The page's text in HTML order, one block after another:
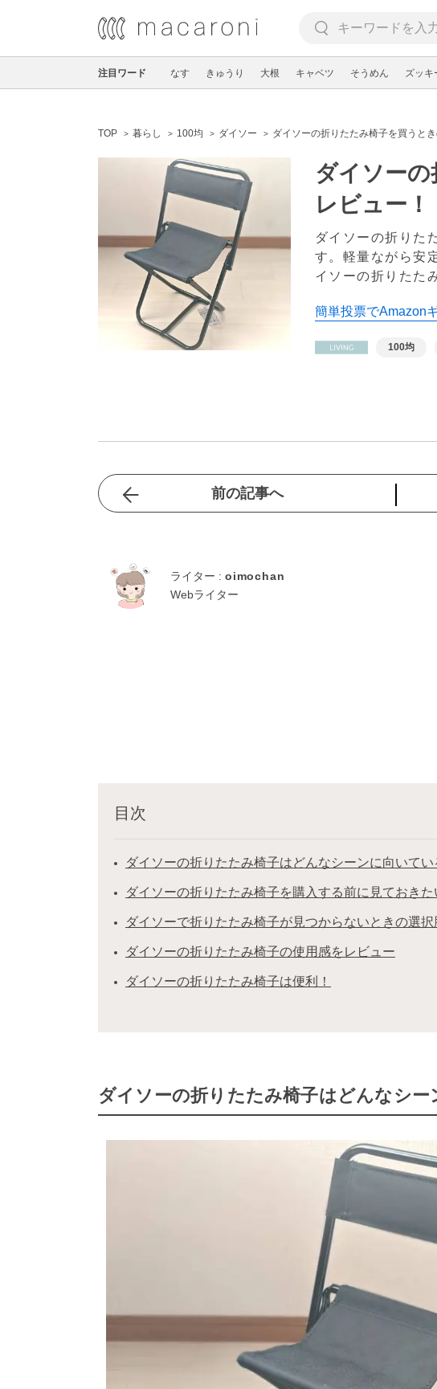
注目ワード なす きゅうり 大根 キャベツ そうめん ズッキ
TOP 暮らし 100均 ダイソー ダイソーの折りたたみ椅子を買うと
ダイソー
レビュー！
ダイソーの折りた
す。軽量ながら安
イソーの折りたた
簡単投票でAmazon
100均
前の記事へ
ライター : oimochan
Webライター
目次
ダイソーの折りたたみ椅子はどんなシーンに向いてい
ダイソーの折りたたみ椅子を購入する前に見ておきた
ダイソーで折りたたみ椅子が見つからないときの選択
ダイソーの折りたたみ椅子の使用感をレビュー
ダイソーの折りたたみ椅子は便利！
ダイソーの折りたたみ椅子はどんなシー